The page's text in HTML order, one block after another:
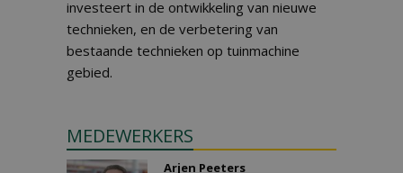
investeert in de ontwikkeling van nieuwe
technieken, en de verbetering van
bestaande technieken op tuinmachine
gebied.
MEDEWERKERS
Arjen Peeters